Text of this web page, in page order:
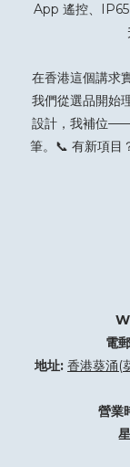
App 遙控、IP65
在香港這個講求
我們從選品開始
設計，我補位
筆。📞 有新項目
電
地址: 香港葵涌(
營業